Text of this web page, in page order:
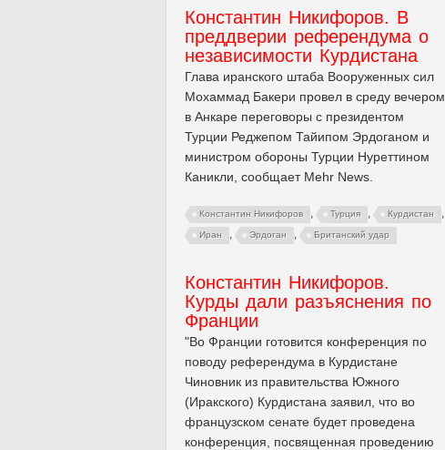
Константин Никифоров. В
преддверии референдума о
независимости Курдистана
Глава иранского штаба Вооруженных сил
Мохаммад Бакери провел в среду вечером
в Анкаре переговоры с президентом
Турции Реджепом Тайипом Эрдоганом и
министром обороны Турции Нуреттином
Каникли, сообщает Mehr News.
Константин Никифоров , Турция , Курдистан ,
Иран , Эрдоган , Британский удар
Константин Никифоров.
Курды дали разъяснения по
Франции
"Во Франции готовится конференция по
поводу референдума в Курдистане
Чиновник из правительства Южного
(Иракского) Курдистана заявил, что во
французском сенате будет проведена
конференция, посвященная проведению